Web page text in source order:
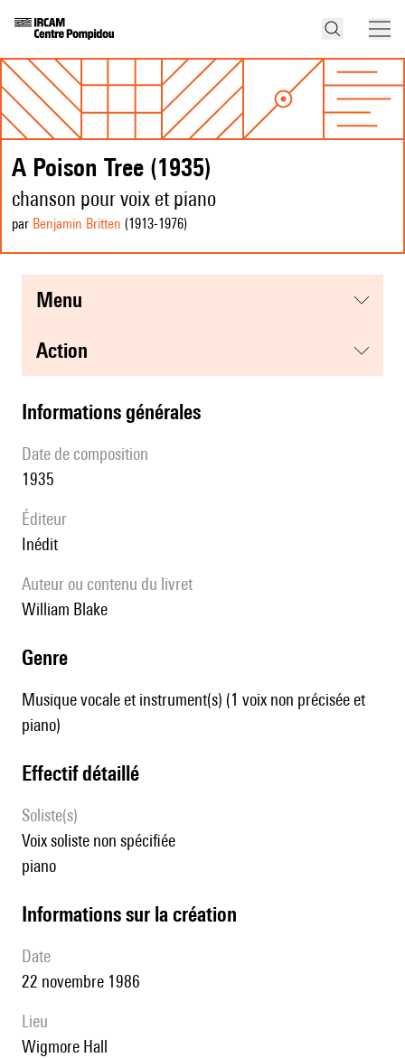
A Poison Tree (1935)
chanson pour voix et piano
par Benjamin Britten (1913-1976)
menu
action
informations générales
date de composition
1935
éditeur
Inédit
Auteur ou contenu du livret
William Blake
genre
Musique vocale et instrument(s) (1 voix non précisée et
piano)
effectif détaillé
Soliste(s)
voix soliste non spécifiée
piano
informations sur la création
date
22 novembre 1986
lieu
Wigmore Hall